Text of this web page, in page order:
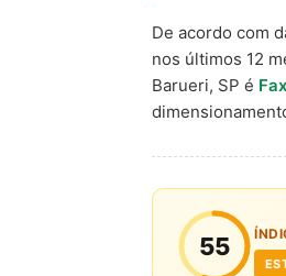
De acordo com
nos últimos 12
Barueri, SP é
55